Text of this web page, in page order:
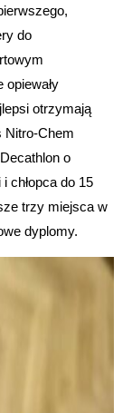
do
otrzymają
Nitro-Chem
o
chłopca do 15
trzy miejsca w
dyplomy.